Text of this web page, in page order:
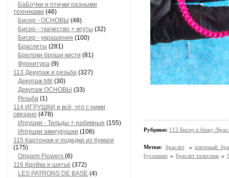
БаБоЧки и птички разными
техниками (46)
Бисер - ОСНОВЫ (48)
Бисер - ткачество + жгуты (32)
Бисер - украшения (100)
Браслеты (281)
Брелоки броши кисти (81)
Фурнитура (9)
113 Декупаж и резьба (327)
Декупаж МК (30)
Декупаж ОСНОВЫ (33)
Резьба (1)
114 ИГРУШКИ и всё, что с ними
связано (478)
Игрушки - Тильды + набивные (155)
Игрушки амигурушки (106)
115 Картонаж и подедки из бумаги
(175)
Origami Flowers (6)
116 Кройка и шитьё (372)
LES PATRONS DE BASE (4)
Рубрики: 112 Бисер и бижу /
Метки: браслет
плетеный
бусинами
браслет талисман